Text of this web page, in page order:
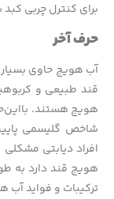
برای کنترل چربی
حرف آخر
آب هویج حاوی
قند طبیعی و
هویج هستند.
شاخص گلیسمی
افراد دیابتی
هویج قند دارد به
ترکیبات و فواید آب